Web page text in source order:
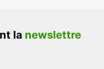
la newslettre